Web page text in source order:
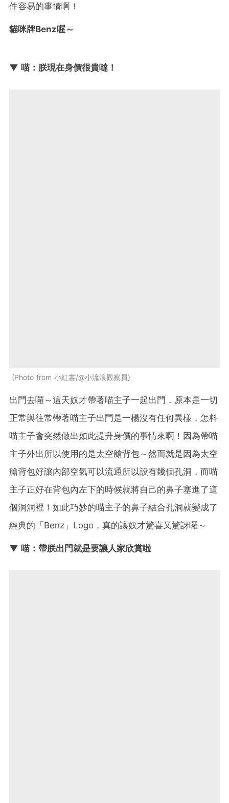
件容易的事情啊！
貓咪牌Benz喔～
▼ 喵：朕現在身價很貴噠！
Photo from 小紅書/@小流浪觀察員
出門去囉～這天奴才帶著喵主子一起出門，原本是一切
正常與往常帶著喵主子出門是一楊沒有任何異樣，怎料
喵主子會突然做出如此提升身價的事情來啊！因為帶喵
主子外出所以使用的是太空艙背包～然而就是因為太空
艙背包好讓內部空氣可以流通所以設有幾個孔洞，而喵
主子正好在背包內左下的時候就將自己的鼻子塞進了這
個洞洞裡！如此巧妙的喵主子的鼻子結合孔洞就變成了
經典的「Benz」Logo，真的讓奴才驚喜又驚訝囉～
▼ 喵：帶朕出門就是要讓人家欣賞啦